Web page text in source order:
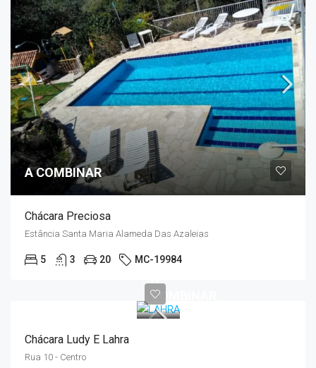
A COMBINAR
Chácara Preciosa
Estância Santa Maria Alameda Das Azaleias
5 3 20 MC-19984
COMBINAR
Chácara Ludy E Lahra
Rua 10 - Centro